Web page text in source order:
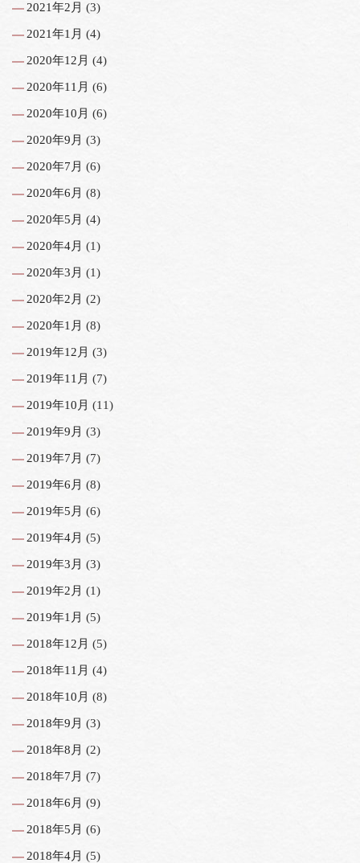
2021年2月 (3)
2021年1月 (4)
2020年12月 (4)
2020年11月 (6)
2020年10月 (6)
2020年9月 (3)
2020年7月 (6)
2020年6月 (8)
2020年5月 (4)
2020年4月 (1)
2020年3月 (1)
2020年2月 (2)
2020年1月 (8)
2019年12月 (3)
2019年11月 (7)
2019年10月 (11)
2019年9月 (3)
2019年7月 (7)
2019年6月 (8)
2019年5月 (6)
2019年4月 (5)
2019年3月 (3)
2019年2月 (1)
2019年1月 (5)
2018年12月 (5)
2018年11月 (4)
2018年10月 (8)
2018年9月 (3)
2018年8月 (2)
2018年7月 (7)
2018年6月 (9)
2018年5月 (6)
2018年4月 (5)